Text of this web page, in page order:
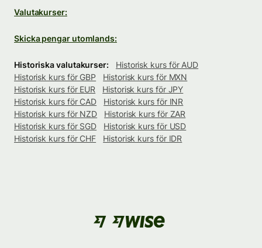
Valutakurser:
Skicka pengar utomlands:
Historiska valutakurser:
Historisk kurs för AUD
Historisk kurs för GBP
Historisk kurs för MXN
Historisk kurs för EUR
Historisk kurs för JPY
Historisk kurs för CAD
Historisk kurs för INR
Historisk kurs för NZD
Historisk kurs för ZAR
Historisk kurs för SGD
Historisk kurs för USD
Historisk kurs för CHF
Historisk kurs för IDR